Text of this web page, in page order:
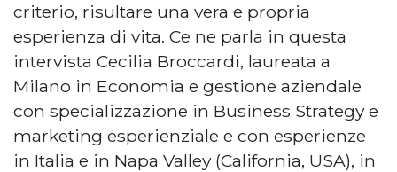
criterio, risultare una vera e propria
esperienza di vita. Ce ne parla in questa
intervista Cecilia Broccardi, laureata a
Milano in Economia e gestione aziendale
con specializzazione in Business Strategy e
marketing esperienziale e con esperienze
in Italia e in Napa Valley (California, USA), in